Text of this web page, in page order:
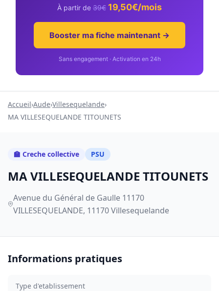
À partir de 39€ 19,50€/mois
Booster ma fiche maintenant →
Sans engagement · Activation en 24h
Accueil›Aude›Villesequelande›
MA VILLESEQUELANDE TITOUNETS
🏫 Creche collective PSU
MA VILLESEQUELANDE TITOUNETS
Avenue du Général de Gaulle 11170
VILLESEQUELANDE, 11170 Villesequelande
Informations pratiques
Type d'etablissement